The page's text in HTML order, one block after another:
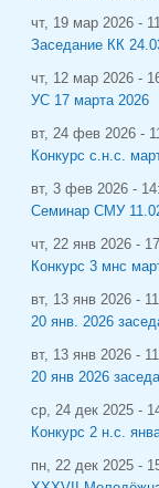
чт, 19 мар 2026 -
Заседание КК
чт, 12 мар 2026 -
УС 17 марта 2026
вт, 24 фев 2026 -
Конкурс с.н.с.
вт, 3 фев 2026 -
Семинар СМУ
чт, 22 янв 2026 -
Конкурс 3 мнс
вт, 13 янв 2026 -
20 янв. 2026
вт, 13 янв 2026 -
20 янв 2026
ср, 24 дек 2025 -
Конкурс 2 н.с.
пн, 22 дек 2025 -